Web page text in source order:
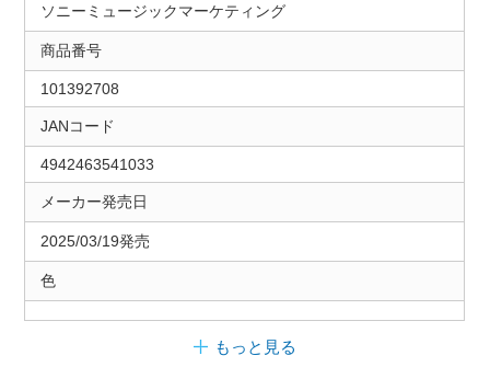
ソニーミュージックマーケティング
商品番号
101392708
JANコード
4942463541033
メーカー発売日
2025/03/19発売
色
もっと見る